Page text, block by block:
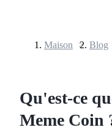
Maison > Blog
Qu'est-ce
Meme Coin